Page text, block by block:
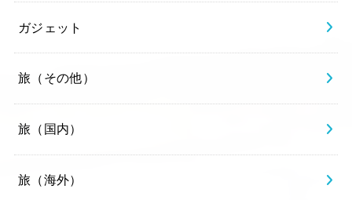
ガジェット
旅（その他）
旅（国内）
旅（海外）